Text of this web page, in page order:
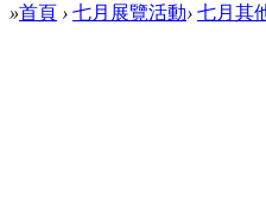
»首頁 › 七月展覽活動› 七月其